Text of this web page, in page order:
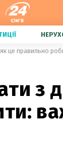
це правильно
з